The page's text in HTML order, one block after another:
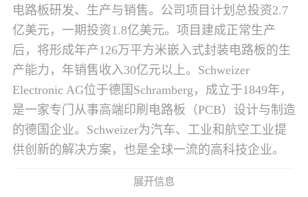
电路板研发、生产与销售。公司项目计划总投资2.7
亿美元，一期投资1.8亿美元。项目建成正常生产
后，将形成年产126万平方米嵌入式封装电路板的生
产能力，年销售收入30亿元以上。Schweizer
Electronic AG位于德国Schramberg，成立于1849年，
是一家专门从事高端印刷电路板（PCB）设计与制造
的德国企业。Schweizer为汽车、工业和航空工业提
供创新的解决方案，也是全球一流的高科技企业。
展开信息